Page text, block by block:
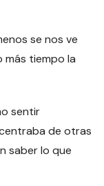
se nos ve
más tiempo la
sentir
de otras
saber lo que